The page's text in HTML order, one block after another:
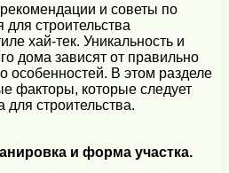
и советы по
строительства
хай-тек. Уникальность и
дома зависят от правильно
особенностей. В этом разделе
факторы, которые следует
строительства.
и форма участка.